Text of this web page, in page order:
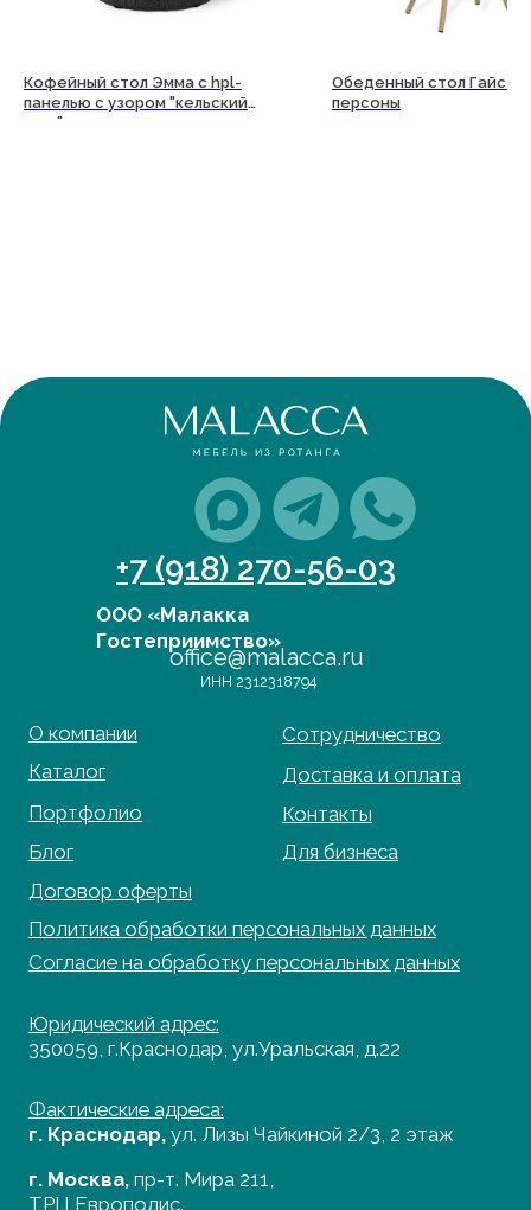
Кофейный стол Эмма с hpl-
панелью с узором "кельский
щит"
Обеденный стол Гайс
персоны